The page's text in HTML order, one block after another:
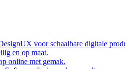
UX voor schaalbare digitale
en op maat.
online met gemak.